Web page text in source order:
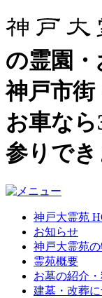
の霊園・
神戸市街
お車なら
参りでき
神戸大霊苑
お知らせ
神戸大霊苑
霊苑概要
お墓の紹介
建墓・改葬